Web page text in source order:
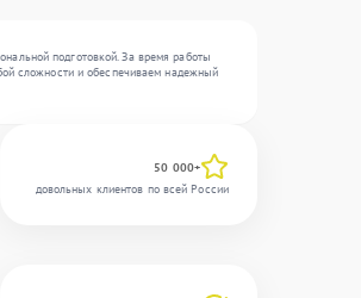
подготовкой. За время работы
сложности и обеспечиваем надежный
50 000+
довольных клиентов по всей России